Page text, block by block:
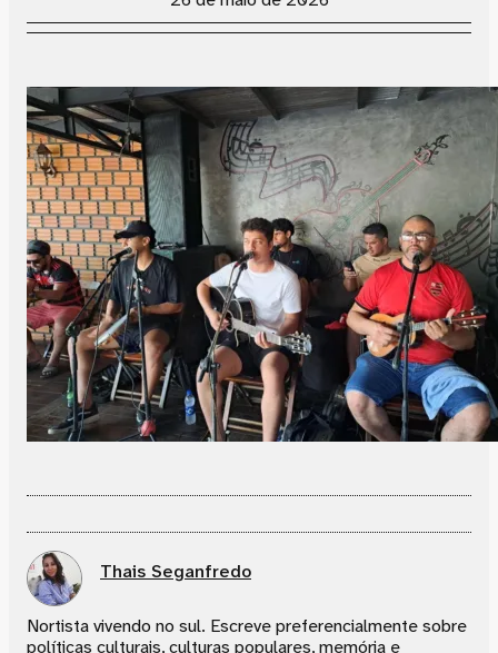
Thais Seganfredo
Nortista vivendo no sul. Escreve preferencialmente sobre
políticas culturais, culturas populares, memória e